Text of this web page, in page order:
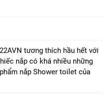
tương thích hầu hết với
nắp có khá nhiều những
nắp Shower toilet của